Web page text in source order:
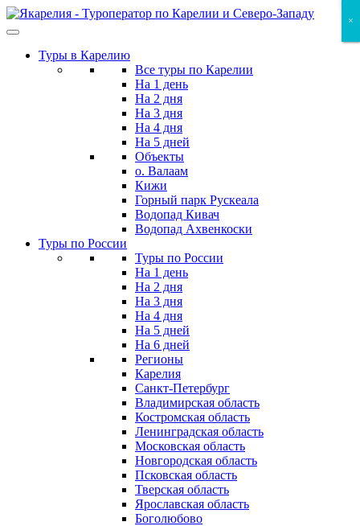
Skip
to
contentТуры в Карелию
Все туры по Карелии
На 1 день
На 2 дня
На 3 дня
На 4 дня
На 5 дней
Объекты
о. Валаам
Кижи
Горный парк Рускеала
Водопад Кивач
Водопад Ахвенкоски
Туры по России
Туры по России
На 1 день
На 2 дня
На 3 дня
На 4 дня
На 5 дней
На 6 дней
Регионы
Карелия
Санкт-Петербург
Владимирская область
Костромская область
Ленинградская область
Московская область
Новгородская область
Псковская область
Тверская область
Ярославская область
Боголюбово
×
×
×